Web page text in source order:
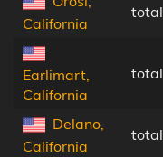
California
total
Earlimart,
California
total
Delano,
California
total